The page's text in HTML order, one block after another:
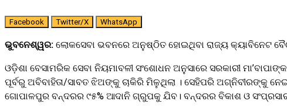
Facebook Twitter/X WhatsApp
ଭୁବନେଶ୍ୱର: ଲୋକସେବା ଭବନରେ ଅନୁଷ୍ଠିତ ହୋଇଥିବା ରାଜ୍ୟ କ୍ୟାବିନେଟ
ଓଡ଼ିଶା ବେସାମରିକ ସେବା ନିୟମାବଳୀ ସଂଶୋଧନ ଅନୁସାରେ ସରକାରୀ
ପୂର୍ବରୁ ଅବିବାହିତା/ସାବତ ଝିଅଙ୍କୁ ଚାକିରି ମିଳୁଥିଲା । ସେହିପରି ଅଗ୍ନିବୀରଙ୍କୁ
ଗୋପାଳପୁର ବନ୍ଦରର ୯୫% ଆଦାନି ଗ୍ରୁପକୁ ଯିବ। ବନ୍ଦରର ବିକାଶ ଓ